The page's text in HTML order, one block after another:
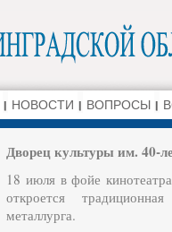
НОВОСТИ ВОПРОСЫ
Дворец культуры им. 40-
18 июля в фойе
откроется
металлурга.